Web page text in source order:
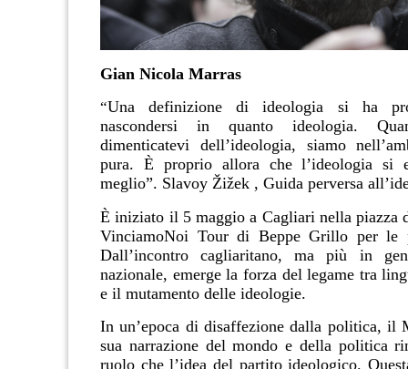
Gian Nicola Marras
“Una definizione di ideologia si ha
nascondersi in quanto ideologia.
dimenticatevi dell’ideologia, siamo
pura. È proprio allora che l’ideologia si
meglio”. Slavoy Žižek , Guida perversa
È iniziato il 5 maggio a Cagliari nella piazza
VinciamoNoi Tour di Beppe Grillo per le
Dall’incontro cagliaritano, ma più in
nazionale, emerge la forza del legame tra
e il mutamento delle ideologie.
In un’epoca di disaffezione dalla politica, il
sua narrazione del mondo e della politica
ruolo che l’idea del partito ideologico.